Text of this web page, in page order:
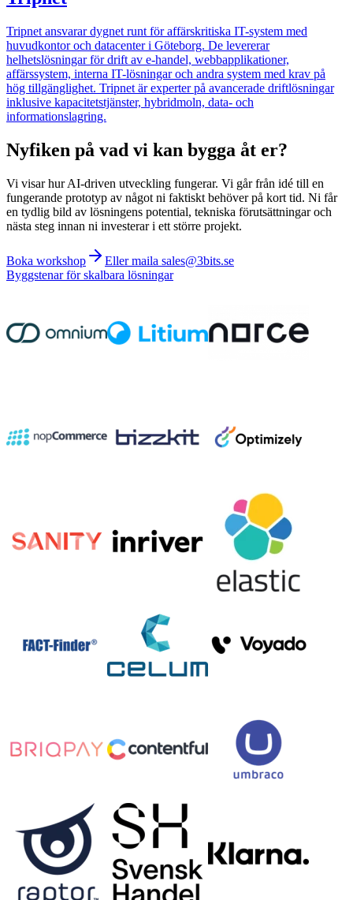
Tripnet ansvarar dygnet runt för affärskritiska IT-system med
huvudkontor och datacenter i Göteborg. De levererar
helhetslösningar för drift av e-handel, webbapplikationer,
affärssystem, interna IT-lösningar och andra system med krav på
hög tillgänglighet. Tripnet är experter på avancerade driftlösningar
inklusive kapacitetstjänster, hybridmoln, data- och
informationslagring.
Nyfiken på vad vi kan bygga åt er?
Vi visar hur AI-driven utveckling fungerar. Vi går från idé till en
fungerande prototyp av något ni faktiskt behöver på kort tid. Ni får
en tydlig bild av lösningens potential, tekniska förutsättningar och
nästa steg innan ni investerar i ett större projekt.
Boka workshop
Eller maila sales@3bits.se
Byggstenar för skalbara lösningar